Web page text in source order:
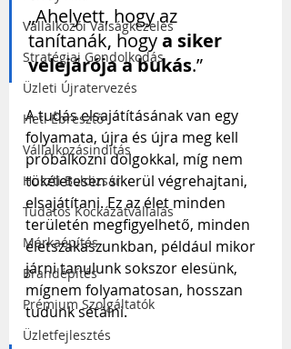
Vállalkozói Válságkezelés
Stratégiai Gondolkodás
Üzleti Újratervezés
Heti Ébresztő
Vállalkozásindítás
Huszti Boldizsár
Tudatos Kockázatvállalás
Márkaépítés
Brandépítés
Prémium Szolgáltatók
Üzletfejlesztés
„Ahelyett, hogy az
tanítanák, hogy a siker
velejárója a bukás.”
A tudás elsajátításának van egy
folyamata, újra és újra meg kell
próbálkozni dolgokkal, míg nem
tökéletesen sikerül végrehajtani,
elsajátítani. Ez az élet minden
területén megfigyelhető, minden
életszakaszunkban, például mikor
járni tanulunk sokszor elesünk,
mígnem folyamatosan, hosszan
tudunk sétálni.